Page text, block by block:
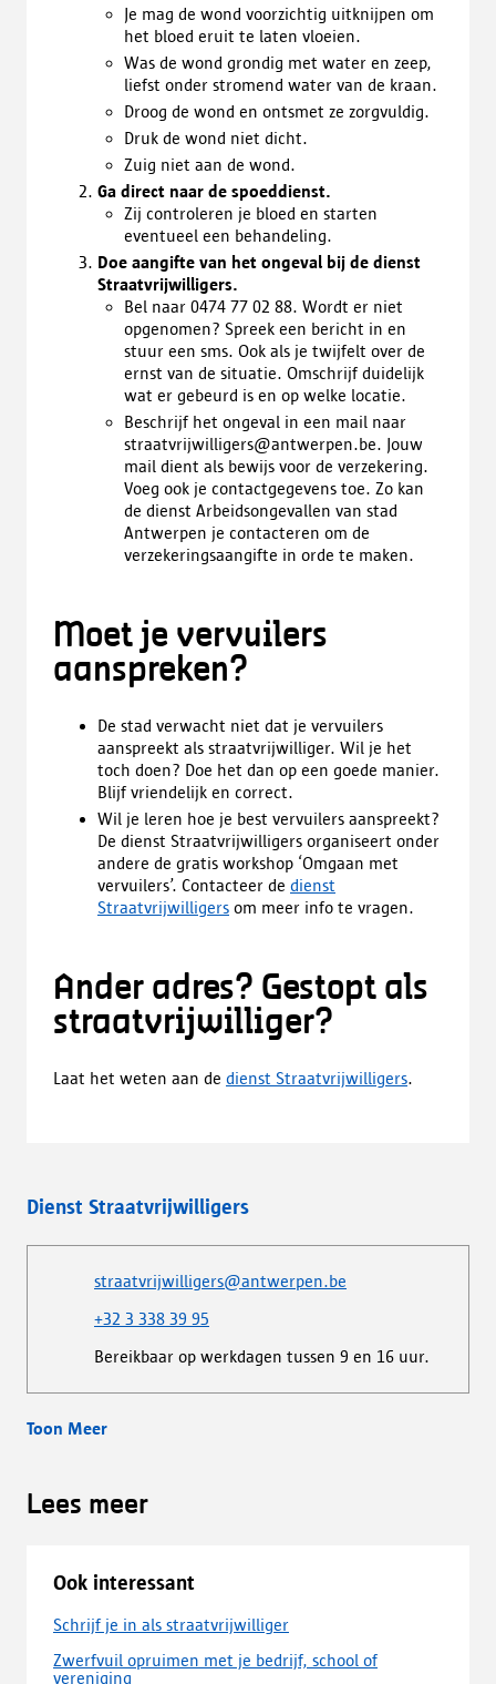
Je mag de wond voorzichtig uitknijpen om
het bloed eruit te laten vloeien.
Was de wond grondig met water en zeep,
liefst onder stromend water van de kraan.
Droog de wond en ontsmet ze zorgvuldig.
Druk de wond niet dicht.
Zuig niet aan de wond.
Ga direct naar de spoeddienst.
Zij controleren je bloed en starten
eventueel een behandeling.
Doe aangifte van het ongeval bij de dienst
Straatvrijwilligers.
Bel naar 0474 77 02 88. Wordt er niet
opgenomen? Spreek een bericht in en
stuur een sms. Ook als je twijfelt over de
ernst van de situatie. Omschrijf duidelijk
wat er gebeurd is en op welke locatie.
Beschrijf het ongeval in een mail naar
straatvrijwilligers@antwerpen.be. Jouw
mail dient als bewijs voor de verzekering.
Voeg ook je contactgegevens toe. Zo kan
de dienst Arbeidsongevallen van stad
Antwerpen je contacteren om de
verzekeringsaangifte in orde te maken.
Moet je vervuilers
aanspreken?
De stad verwacht niet dat je vervuilers
aanspreekt als straatvrijwilliger. Wil je het
toch doen? Doe het dan op een goede manier.
Blijf vriendelijk en correct.
Wil je leren hoe je best vervuilers aanspreekt?
De dienst Straatvrijwilligers organiseert onder
andere de gratis workshop ‘Omgaan met
vervuilers’. Contacteer de dienst
Straatvrijwilligers om meer info te vragen.
Ander adres? Gestopt als
straatvrijwilliger?
Laat het weten aan de dienst Straatvrijwilligers.
Dienst Straatvrijwilligers
straatvrijwilligers@antwerpen.be
+32 3 338 39 95
Bereikbaar op werkdagen tussen 9 en 16 uur.
Toon Meer
Lees meer
Ook interessant
Schrijf je in als straatvrijwilliger
Zwerfvuil opruimen met je bedrijf, school of
vereniging